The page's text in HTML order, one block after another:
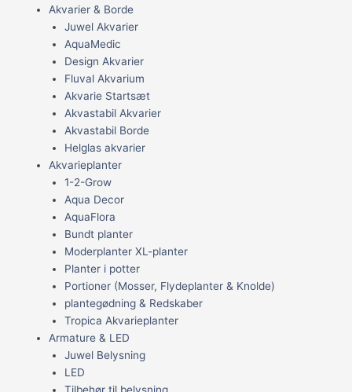
Akvarier & Borde
Juwel Akvarier
AquaMedic
Design Akvarier
Fluval Akvarium
Akvarie Startsæt
Akvastabil Akvarier
Akvastabil Borde
Helglas akvarier
Akvarieplanter
1-2-Grow
Aqua Decor
AquaFlora
Bundt planter
Moderplanter XL-planter
Planter i potter
Portioner (Mosser, Flydeplanter & Knolde)
plantegødning & Redskaber
Tropica Akvarieplanter
Armature & LED
Juwel Belysning
LED